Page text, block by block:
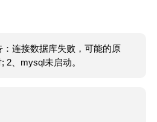
：连接数据库失败，可能的原
2、mysql未启动。